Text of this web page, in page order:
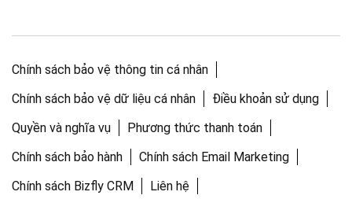
Chính sách bảo vệ thông tin cá nhân
Chính sách bảo vệ dữ liệu cá nhân
Điều khoản sử dụng
Quyền và nghĩa vụ
Phương thức thanh toán
Chính sách bảo hành
Chính sách Email Marketing
Chính sách Bizfly CRM
Liên hệ